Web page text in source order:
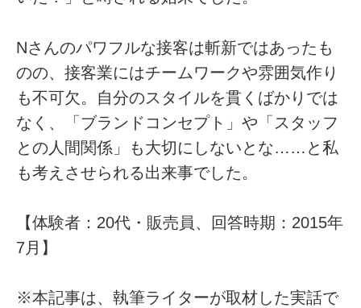
Nさんのパワフルな接客は斬新ではあったも
のの、接客業にはチームワークや雰囲気作り
も不可欠。自分のスタイルを貫くばかりでは
なく、「ブランドコンセプト」や「スタッフ
との人間関係」も大切にしないとな……と私
も考えさせられる出来事でした。
【体験者：20代・販売員、回答時期：2015年
7月】
※本記事は、執筆ライターが取材した実話で